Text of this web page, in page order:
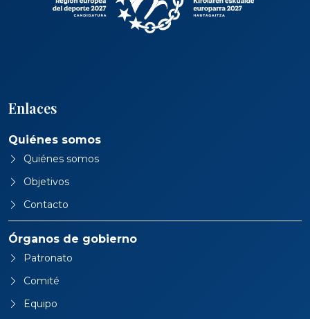
Enlaces
Quiénes somos
Quiénes somos
Objetivos
Contacto
Órganos de gobierno
Patronato
Comité
Equipo